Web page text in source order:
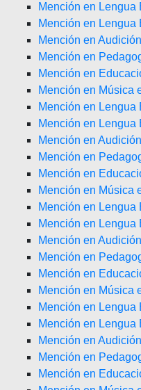
Mención en Lengua
Mención en Lengua
Mención en
Mención en
Mención en
Mención en Música
Mención en Lengua
Mención en Lengua
Mención en
Mención en
Mención en
Mención en Música
Mención en Lengua
Mención en Lengua
Mención en
Mención en
Mención en
Mención en Música
Mención en Lengua
Mención en Lengua
Mención en
Mención en
Mención en